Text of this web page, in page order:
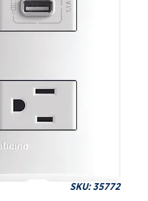
SKU: 35772